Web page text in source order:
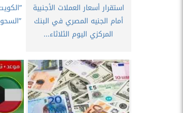
استقرار أسعار العملات الأجنبية
أمام الجنيه المصري في البنك
المركزي اليوم الثلاثاء...